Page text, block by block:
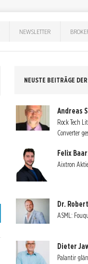
NEWSLETTER
NEUSTE BEITRÄGE
Andreas
Rock Tech
Converter
Felix
Aixtron
Dr.
ASML:
Dieter
Palantir